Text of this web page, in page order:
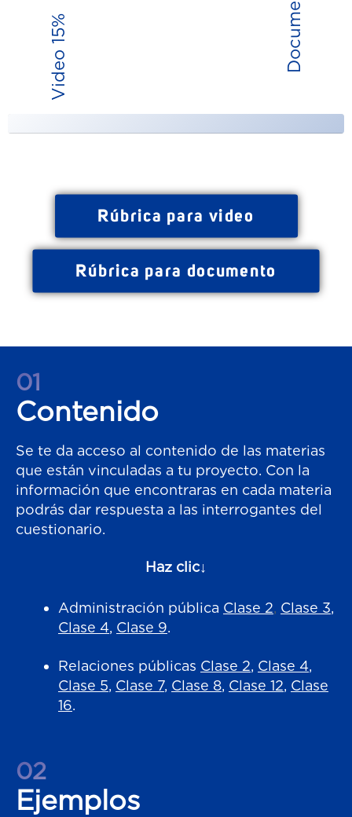
Video
15%
Rúbrica para video
Rúbrica para documento
01
Contenido
Se te da acceso al contenido de las materias
que están vinculadas a tu proyecto. Con la
información que encontraras en cada materia
podrás dar respuesta a las interrogantes del
cuestionario.
Haz clic↓
Administración pública Clase 2, Clase 3,
Clase 4, Clase 9.
Relaciones públicas Clase 2, Clase 4,
Clase 5, Clase 7, Clase 8, Clase 12, Clase
16.
02
Ejemplos